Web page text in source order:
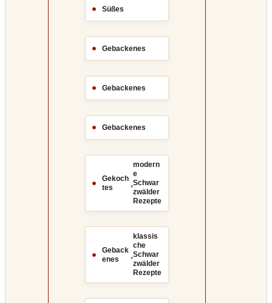
Süßes
Gebackenes
Gebackenes
Gebackenes
Gekoch
tes
,
modern
e
Schwar
zwälder
Rezepte
Geback
enes
,
klassis
che
Schwar
zwälder
Rezepte